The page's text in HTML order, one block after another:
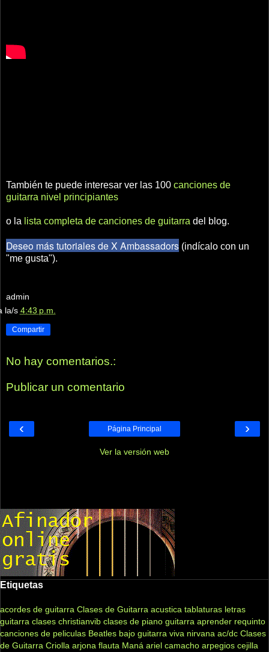
También te puede interesar ver las 100 canciones de
guitarra nivel principiantes
o la lista completa de canciones de guitarra del blog.
Deseo más tutoriales de X Ambassadors (indícalo con un
"me gusta").
admin
la/s 4:43 p.m.
Compartir
No hay comentarios.:
Publicar un comentario
‹ ›
Página Principal
Ver la versión web
Etiquetas
acordes de guitarra Clases de Guitarra acustica tablaturas letras
guitarra clases christianvib clases de piano guitarra aprender requinto
canciones de peliculas Beatles bajo guitarra viva nirvana ac/dc Clases
de Guitarra Criolla arjona flauta Maná ariel camacho arpegios cejilla